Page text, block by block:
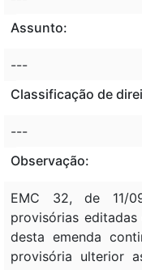
Assunto:
---
Classificação de
---
Observação:
EMC 32, de 11/
provisórias
desta emenda
provisória ulterior